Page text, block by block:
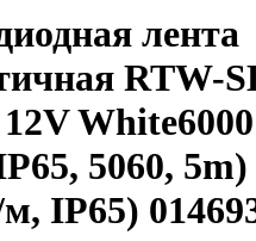
лента
RTW-
5060,
IP65)